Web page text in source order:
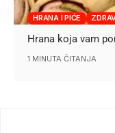
HRANA I PIĆE
Hrana koja vam
1 MINUTA ČITANJA